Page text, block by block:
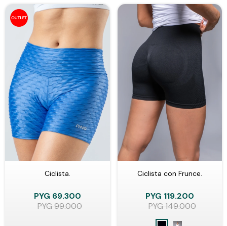
Ciclista.
PYG 69.300
PYG99.000
Ciclista con Frunce.
PYG 119.200
PYG149.000